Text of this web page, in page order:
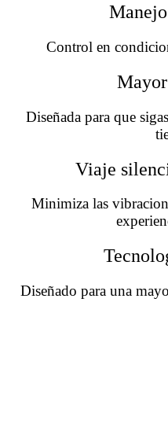
Control en
Diseñada para que
Viaje
Minimiza las
Diseñado para una